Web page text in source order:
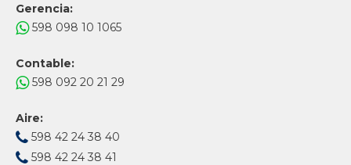
Gerencia:
598 098 10 1065
Contable:
598 092 20 21 29
Aire:
598 42 24 38 40
598 42 24 38 41